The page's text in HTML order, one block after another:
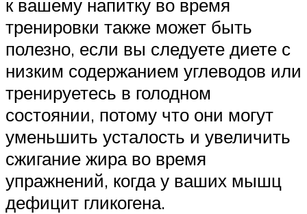
к вашему напитку во время
тренировки также может быть
полезно, если вы следуете диете с
низким содержанием углеводов или
тренируетесь в голодном
состоянии, потому что они могут
уменьшить усталость и увеличить
сжигание жира во время
упражнений, когда у ваших мышц
дефицит гликогена.